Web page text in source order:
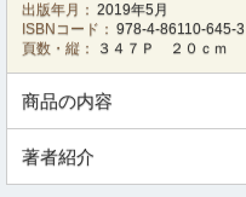
出版年月： 2019年5月
ISBNコード： 978-4-86110-645-3
頁数・縦：
３４７Ｐ ２０ｃｍ
商品の内容
著者紹介